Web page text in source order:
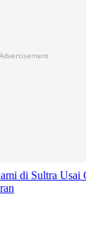
Advertisement
di Sultra Usai